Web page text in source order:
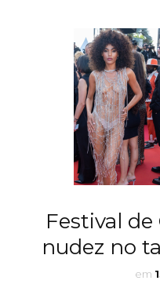
Festival
nudez no
em